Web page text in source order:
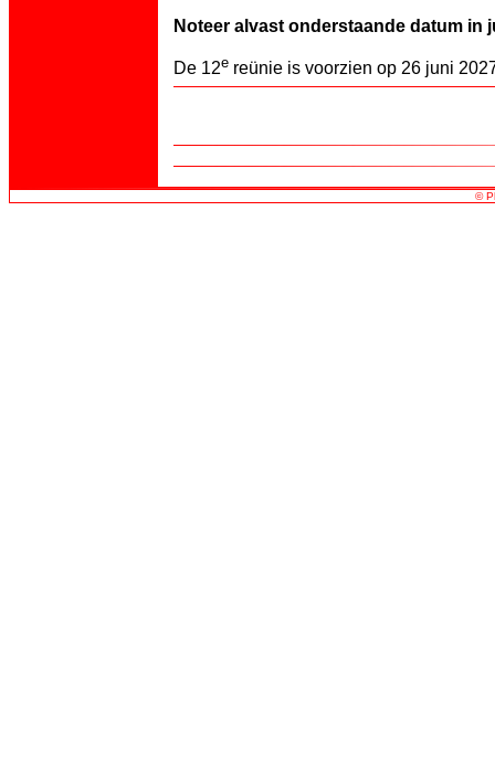
Noteer alvast onderstaande datum in
De 12ereünie is voorzien op 26 juni
©